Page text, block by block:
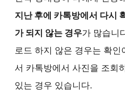
지난 후에 카톡방에서 다시
가 되지 않는 경우가 많습니
로드 하지 않은 경우는 확인
서 카톡방에서 사진을 조회
있는 경우 있습니다.